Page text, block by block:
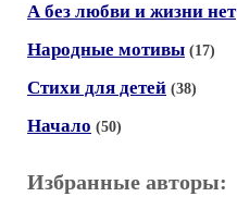
А без любви и жизни нет
Народные мотивы (17)
Стихи для детей (38)
Начало (50)
Избранные авторы: